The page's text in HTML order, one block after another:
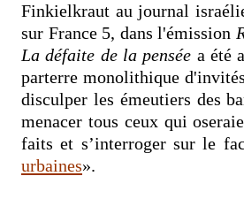
Finkielkraut au journal
sur France 5, dans l'émission
La défaite de la pensée a été
parterre monolithique
disculper les émeutiers des
menacer tous ceux qui
faits et s’interroger sur le
urbaines».